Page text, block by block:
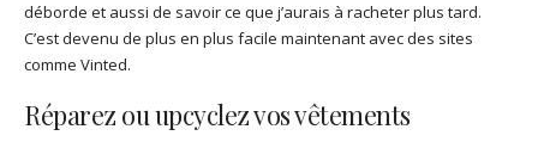
déborde et aussi de savoir ce que j’aurais à racheter plus tard.
C’est devenu de plus en plus facile maintenant avec des sites
comme Vinted.
Réparez ou upcyclez vos vêtements